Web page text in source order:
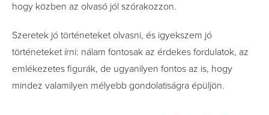
hogy közben az olvasó jól szórakozzon.
Szeretek jó történeteket olvasni, és igyekszem jó
történeteket írni: nálam fontosak az érdekes fordulatok, az
emlékezetes figurák, de ugyanilyen fontos az is, hogy
mindez valamilyen mélyebb gondolatiságra épüljön.